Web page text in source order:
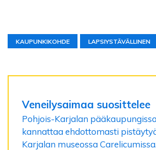
KAUPUNKIKOHDE LAPSIYSTÄVÄLLINEN
Veneilysaimaa suosittelee
Pohjois-Karjalan
kannattaa ehdottomasti
Karjalan museossa